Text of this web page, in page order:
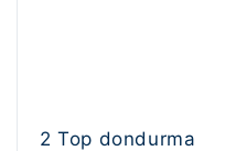
2 Top dondurma